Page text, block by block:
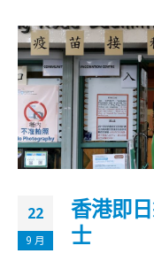
22
9 月
香港即
士